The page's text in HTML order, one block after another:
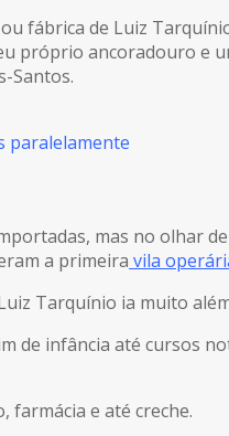
fábrica de Luiz
próprio ancoradouro e
Santos.
paralelamente
mas no olhar
a primeira vila
Tarquínio ia muito
de infância até cursos
farmácia e até creche.